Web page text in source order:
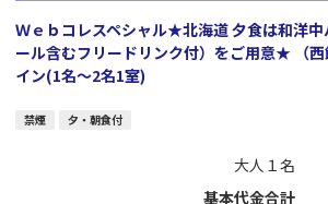
Ｗｅｂコレスペシャル★北海道 夕食は和洋中
ール含むフリードリンク付）をご用意★ （
イン(1名～2名1室)
禁煙 夕・朝食付
大人１名
基本代金合計